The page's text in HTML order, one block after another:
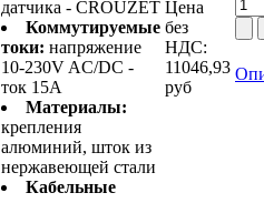
датчика - CROUZET
Коммутируемые
токи: напряжение
10-230V AC/DC -
ток 15А
Материалы:
крепления
алюминий, шток из
нержавеющей стали
Кабельные
Цена
без
НДС:
11046,93
руб